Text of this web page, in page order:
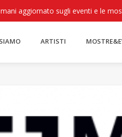
aggiornato sugli eventi e le
ARTISTI